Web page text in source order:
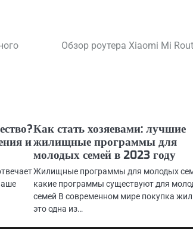
Обзор роутера Xiaomi Mi
и
Как стать хозяевами: лучшие
жилищные программы для
молодых семей в 2023 году
Жилищные программы для молодых
какие программы существуют для
семей В современном мире покупка
это одна из…